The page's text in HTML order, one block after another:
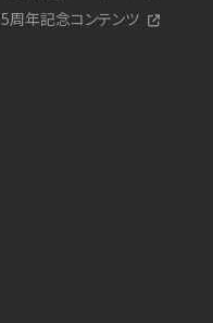
5周年記念コンテンツ